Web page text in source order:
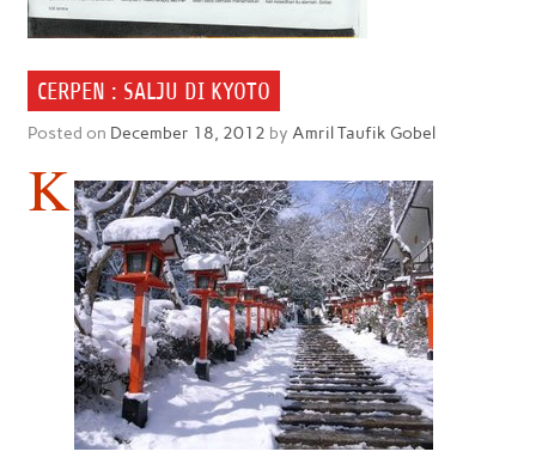
CERPEN : SALJU DI KYOTO
Posted on December 18, 2012 by Amril Taufik Gobel
K